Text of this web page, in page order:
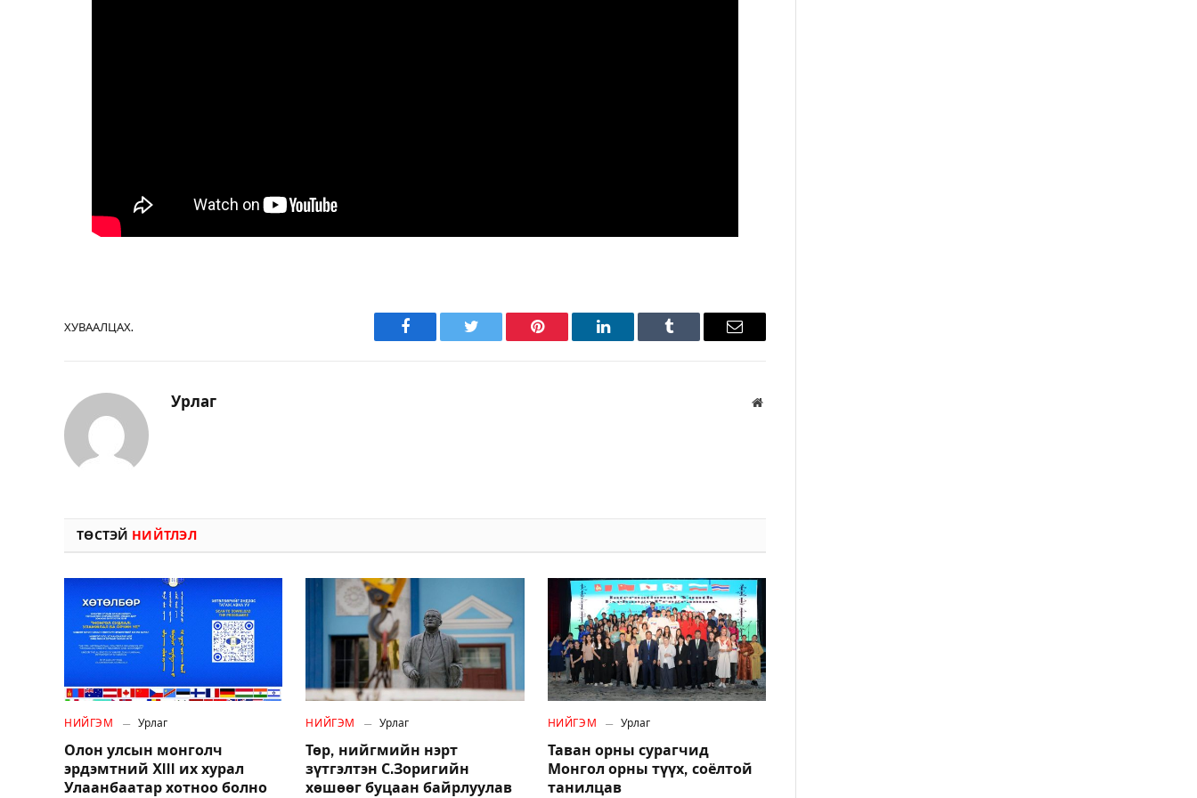
ХУВААЛЦАХ.
Facebook Twitter Pinterest LinkedIn Tumblr Имэйл
Урлаг Вэбсайт
ТӨСТЭЙ НИЙТЛЭЛ
НИЙГЭМ Урлаг
Олон улсын монголч
эрдэмтний XIII их хурал
Улаанбаатар хотноо болно
НИЙГЭМ Урлаг
Төр, нийгмийн нэрт
зүтгэлтэн С.Зоригийн
хөшөөг буцаан байрлуулав
НИЙГЭМ Урлаг
Таван орны сурагчид
Монгол орны түүх, соёлтой
танилцав